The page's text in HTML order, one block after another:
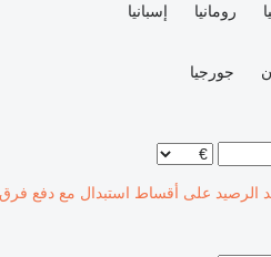
رومانيا
إسبانيا
جورجيا
الرصيد على أقساط استبدال مع دفع